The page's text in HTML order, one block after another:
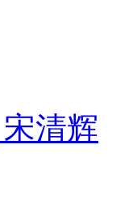
宋清辉